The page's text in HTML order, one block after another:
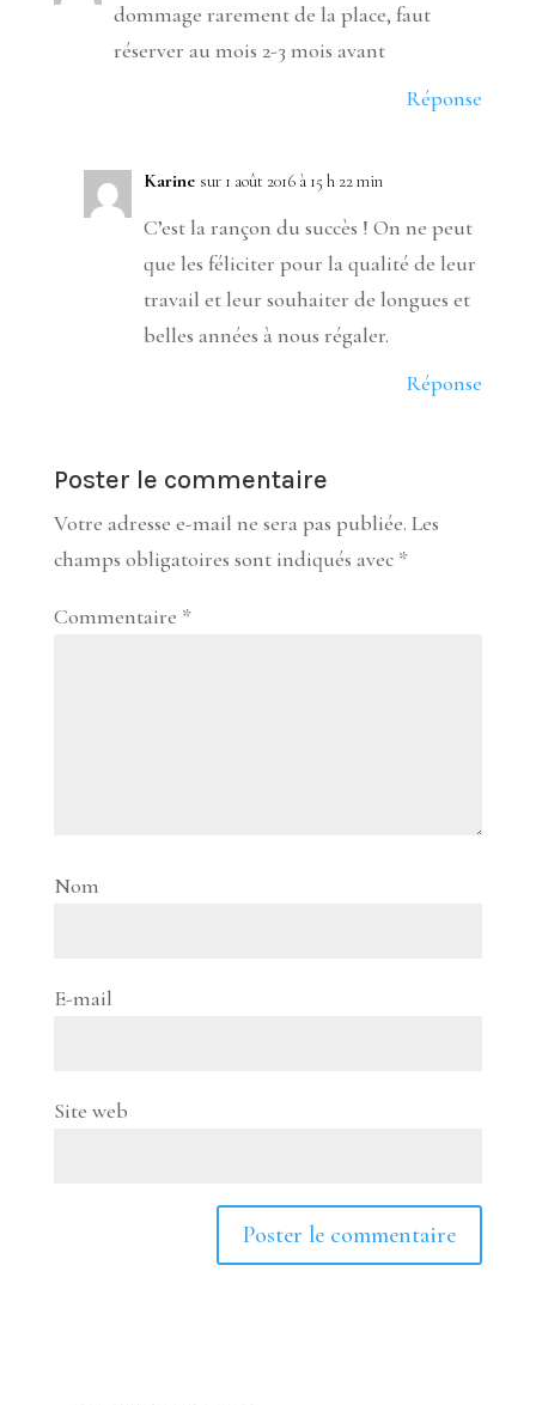
dommage rarement de la place, faut
réserver au mois 2-3 mois avant
Réponse
Karine sur 1 août 2016 à 15 h 22 min
C’est la rançon du succès ! On ne peut
que les féliciter pour la qualité de leur
travail et leur souhaiter de longues et
belles années à nous régaler.
Réponse
Poster le commentaire
Votre adresse e-mail ne sera pas publiée. Les
champs obligatoires sont indiqués avec *
Commentaire *
Nom
E-mail
Site web